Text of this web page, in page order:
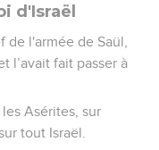
d'Israël
l'armée de Saül,
l’avait fait passer à
Asérites, sur
tout Israël.